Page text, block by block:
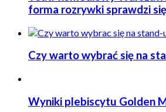
forma rozrywki sprawdzi
Czy warto wybrać się na
Wyniki plebiscytu Golden